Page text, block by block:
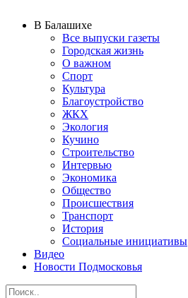
В Балашихе
Все выпуски газеты
Городская жизнь
О важном
Спорт
Культура
Благоустройство
ЖКХ
Экология
Кучино
Строительство
Интервью
Экономика
Общество
Происшествия
Транспорт
История
Социальные инициативы
Видео
Новости Подмосковья